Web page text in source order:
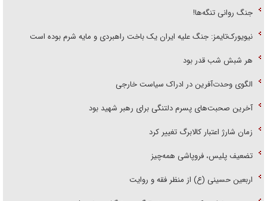
جنگ روانی تنگه‌ها!
نیویورک‌تایمز: جنگ علیه ایران یک باخت راهبردی و مایه شرم بوده است
هر شبش شب قدر بود
الگوی وحدت‌آفرین در ادراک سیاست خارجی
آخرین صحبت‌های پسرم دلتنگی برای رهبر شهید بود
زمان شارژ اعتبار کالابرگ تغییر کرد
تضعیف پلیس، فروپاشی همه‌چیز
اربعین حسینی (ع) از منظر فقه و روایت